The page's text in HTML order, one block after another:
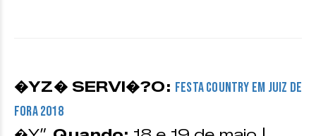
�YZ� SERVI�?O: Festa Country em Juiz de
Fora 2018